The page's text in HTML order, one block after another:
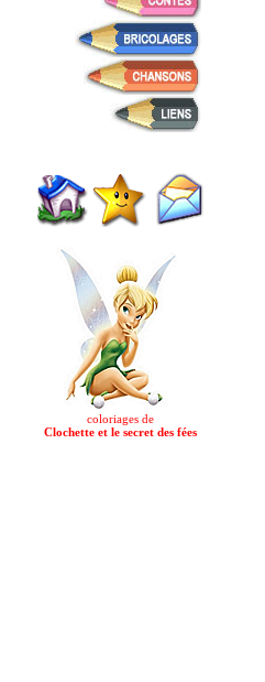
coloriages de
Clochette et le secret des fées